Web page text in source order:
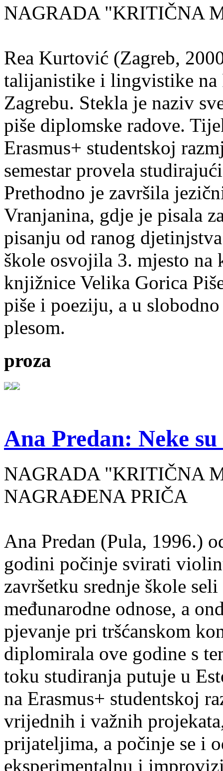
NAGRADA "KRITIČNA
Rea Kurtović (Zagreb,
talijanistike i lingvistike
Zagrebu. Stekla je naziv
piše diplomske radove.
Erasmus+ studentskoj
semestar provela
Prethodno je završila
Vranjanina, gdje je pisala
pisanju od ranog
škole osvojila 3. mjesto na
knjižnice Velika Gorica
piše i poeziju, a u
plesom.
proza
Ana Predan: Neke
NAGRADA "KRITIČNA
NAGRAĐENA PRIČA
Ana Predan (Pula, 1996.)
godini počinje svirati
završetku srednje škole
međunarodne odnose, a
pjevanje pri tršćanskom
diplomirala ove godine s
toku studiranja putuje u
na Erasmus+ studentskoj
vrijednih i važnih
prijateljima, a počinje se i
eksperimentalnu i